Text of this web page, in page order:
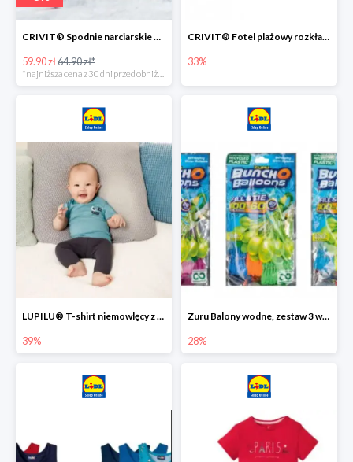
CRIVIT® Spodnie narciarskie dziewczęce
59.90 zł64.90 zł*
*najniższa cena z 30 dni przed obniżką
CRIVIT® Fotel plażowy rozkładany / Brodzik dziecięcy
33%
LUPILU® T-shirt niemowlęcy z biobawełny -39%
39%
Zuru Balony wodne, zestaw 3 wiązek -28%
28%